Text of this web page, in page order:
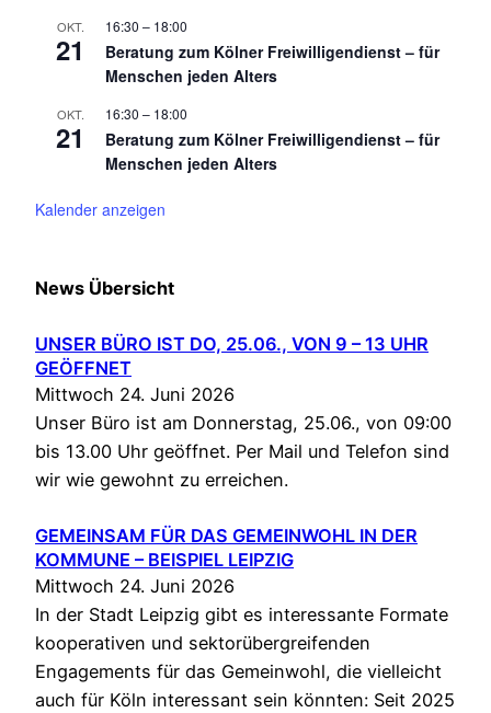
OKT.
21
16:30 – 18:00
Beratung zum Kölner Freiwilligendienst – für
Menschen jeden Alters
OKT.
21
16:30 – 18:00
Beratung zum Kölner Freiwilligendienst – für
Menschen jeden Alters
Kalender anzeigen
News Übersicht
UNSER BÜRO IST DO, 25.06., VON 9 – 13 UHR
GEÖFFNET
Mittwoch 24. Juni 2026
Unser Büro ist am Donnerstag, 25.06., von 09:00
bis 13.00 Uhr geöffnet. Per Mail und Telefon sind
wir wie gewohnt zu erreichen.
GEMEINSAM FÜR DAS GEMEINWOHL IN DER
KOMMUNE – BEISPIEL LEIPZIG
Mittwoch 24. Juni 2026
In der Stadt Leipzig gibt es interessante Formate
kooperativen und sektorübergreifenden
Engagements für das Gemeinwohl, die vielleicht
auch für Köln interessant sein könnten: Seit 2025